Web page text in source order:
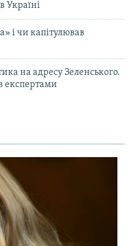
Україні
і чи капітулював
на адресу Зеленського.
експертами